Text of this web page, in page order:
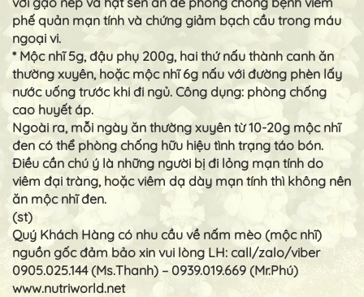
phế quản mạn tính và chứng giảm bạch cầu trong máu
ngoại vi.
* Mộc nhĩ 5g, đậu phụ 200g, hai thứ nấu thành canh ăn
thường xuyên, hoặc mộc nhĩ 6g nấu với đường phèn lấy
nước uống trước khi đi ngủ. Công dụng: phòng chống
cao huyết áp.
Ngoài ra, mỗi ngày ăn thường xuyên từ 10-20g mộc nhĩ
đen có thể phòng chống hữu hiệu tình trạng táo bón.
Điều cần chú ý là những người bị đi lỏng mạn tính do
viêm đại tràng, hoặc viêm dạ dày mạn tính thì không nên
ăn mộc nhĩ đen.
(st)
Quý Khách Hàng có nhu cầu về nấm mèo (mộc nhĩ)
nguồn gốc đảm bảo xin vui lòng LH: call/zalo/viber
0905.025.144 (Ms.Thanh) – 0939.019.669 (Mr.Phú)
www.nutriworld.net